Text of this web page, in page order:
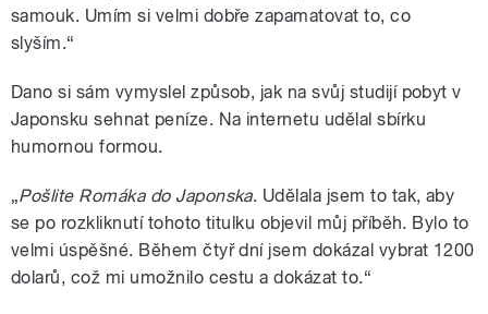
samouk. Umím si velmi dobře zapamatovat to, co
slyším.“
Dano si sám vymyslel způsob, jak na svůj studijí pobyt v
Japonsku sehnat peníze. Na internetu udělal sbírku
humornou formou.
„Pošlite Romáka do Japonska. Udělala jsem to tak, aby
se po rozkliknutí tohoto titulku objevil můj příběh. Bylo to
velmi úspěšné. Během čtyř dní jsem dokázal vybrat 1200
dolarů, což mi umožnilo cestu a dokázat to.“